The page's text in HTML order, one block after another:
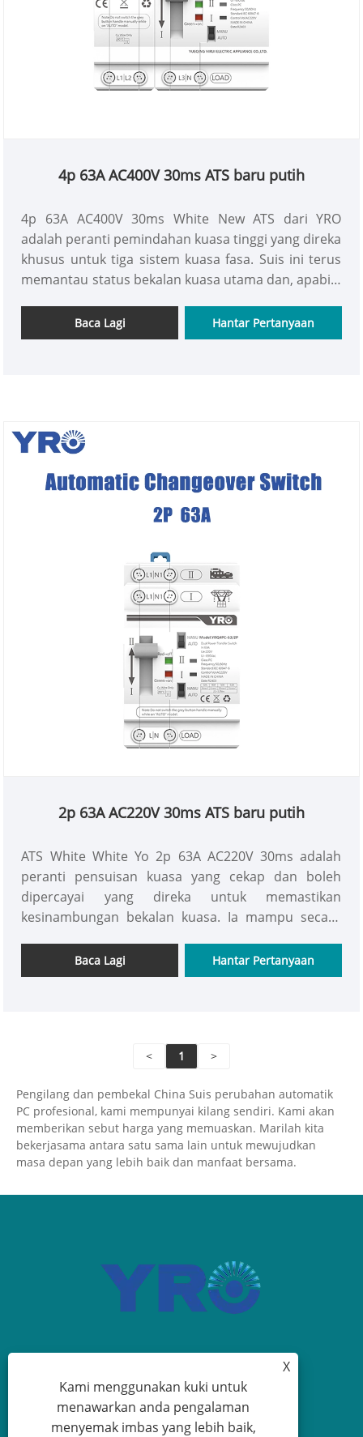
4p 63A AC400V 30ms ATS baru putih
4p 63A AC400V 30ms White New ATS dari YRO
adalah peranti pemindahan kuasa tinggi yang direka
khusus untuk tiga sistem kuasa fasa. Suis ini terus
memantau status bekalan kuasa utama dan, apabila
gangguan kuasa, secara automatik memindahkan
ke sumber kuasa sandaran dalam jarak 30 milisaat,
Baca Lagi Hantar Pertanyaan
2p 63A AC220V 30ms ATS baru putih
ATS White White Yo 2p 63A AC220V 30ms adalah
peranti pensuisan kuasa yang cekap dan boleh
dipercayai yang direka untuk memastikan
kesinambungan bekalan kuasa. Ia mampu secara
sekiranya berlaku kegagalan kuasa utama dan
sesuai untuk pelbagai senario di mana bekalan
Baca Lagi Hantar Pertanyaan
< 1 >
Pengilang dan pembekal China Suis perubahan automatik
PC profesional, kami mempunyai kilang sendiri. Kami akan
memberikan sebut harga yang memuaskan. Marilah kita
bekerjasama antara satu sama lain untuk mewujudkan
masa depan yang lebih baik dan manfaat bersama.
contact@yroele.com
X
Kami menggunakan kuki untuk
menawarkan anda pengalaman
menyemak imbas yang lebih baik,